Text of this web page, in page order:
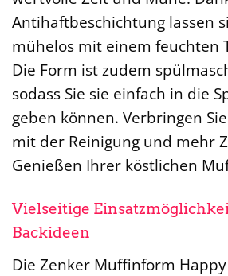
Antihaftbeschichtung lassen
mühelos mit einem feuchten
Die Form ist zudem
sodass Sie sie einfach in die
geben können. Verbringen
mit der Reinigung und mehr
Genießen Ihrer köstlichen
Vielseitige
Backideen
Die Zenker Muffinform